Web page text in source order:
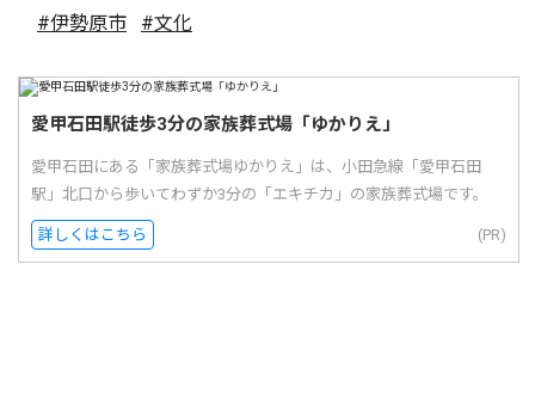
#伊勢原市 #文化
愛甲石田駅徒歩3分の家族葬式場「ゆかりえ」
愛甲石田にある「家族葬式場ゆかりえ」は、小田急線「愛甲石田
駅」北口から歩いてわずか3分の「エキチカ」の家族葬式場です。
詳しくはこちら (PR)